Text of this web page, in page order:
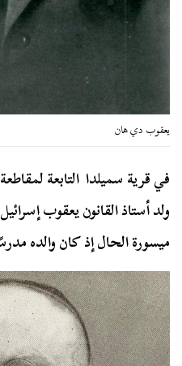
يعقوب دي هان
في قرية سميلدا التابعة
ميسورة الحال إذ كان والده مدرسًا